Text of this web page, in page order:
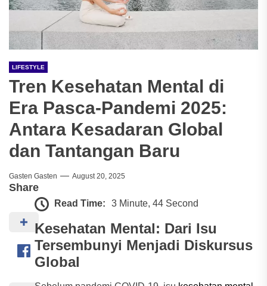
LIFESTYLE
Tren Kesehatan Mental di
Era Pasca-Pandemi 2025:
Antara Kesadaran Global
dan Tantangan Baru
Gasten Gasten August 20, 2025
Share
Read Time: 3 Minute, 44 Second
Kesehatan Mental: Dari Isu
Tersembunyi Menjadi Diskursus
Global